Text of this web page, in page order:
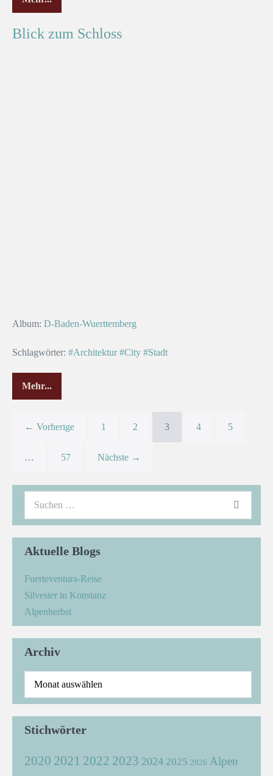
Blick zum Schloss
Album: D-Baden-Wuerttemberg
Schlagwörter: #Architektur #City #Stadt
Mehr...
← Vorherige 1 2 3 4 5
… 57 Nächste →
Aktuelle Blogs
Fuerteventura-Reise
Silvester in Konstanz
Alpenherbst
Archiv
Stichwörter
2020 2021 2022 2023 2024 2025 2026 Alpen